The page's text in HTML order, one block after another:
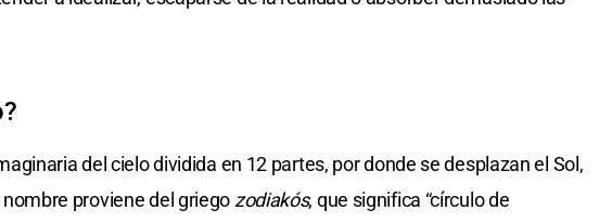
del cielo dividida en 12 partes, por donde se desplazan el Sol,
proviene del griegozodiakós, que significa “círculo de